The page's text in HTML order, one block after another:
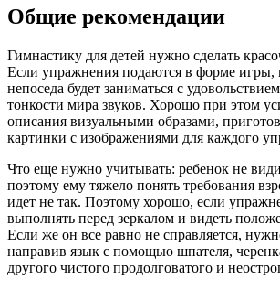
Общие рекомендации
Гимнастику для детей нужно сделать
Если упражнения подаются в форме игры,
непоседа будет заниматься с
тонкости мира звуков. Хорошо при этом
описания визуальными образами,
картинки с изображениями для каждого
Что еще нужно учитывать: ребенок не
поэтому ему тяжело понять требования
идет не так. Поэтому хорошо, если
выполнять перед зеркалом и видеть
Если же он все равно не справляется,
направив язык с помощью шпателя,
другого чистого продолговатого и